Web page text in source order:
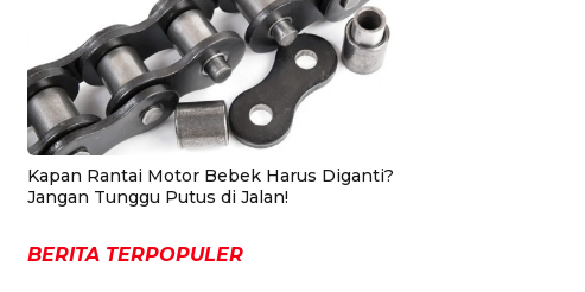
Kapan Rantai Motor Bebek Harus Diganti?
Jangan Tunggu Putus di Jalan!
BERITA TERPOPULER